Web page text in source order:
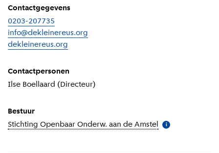
Contactgegevens
0203-207735
info@dekleinereus.org
dekleinereus.org
Contactpersonen
Ilse Boellaard (Directeur)
Bestuur
Stichting Openbaar Onderw. aan de Amstel
Meer informatie
i